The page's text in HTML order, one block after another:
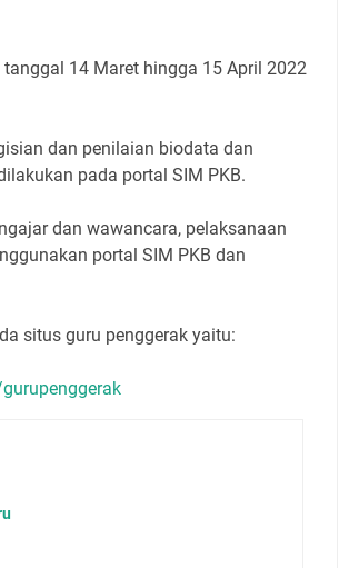
14 Maret hingga 15 April 2022
dan penilaian biodata dan
pada portal SIM PKB.
dan wawancara, pelaksanaan
portal SIM PKB dan
situs guru penggerak yaitu: